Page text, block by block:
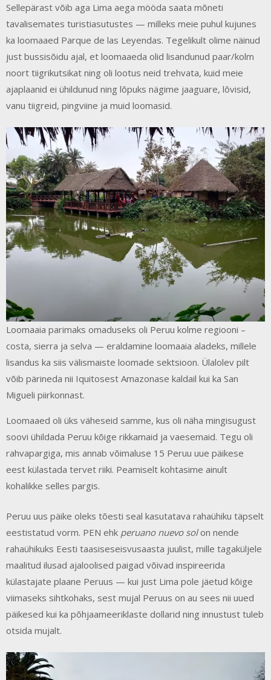
Sellepärast võib aga Lima aega mööda saata mõneti
tavalisemates turistiasutustes — milleks meie puhul kujunes
ka loomaaed Parque de las Leyendas. Tegelikult olime näinud
just bussisõidu ajal, et loomaaeda olid lisandunud paar/kolm
noort tiigrikutsikat ning oli lootus neid trehvata, kuid meie
ajaplaanid ei ühildunud ning lõpuks nägime jaaguare, lõvisid,
vanu tiigreid, pingviine ja muid loomasid.
Loomaaia parimaks omaduseks oli Peruu kolme regiooni –
costa, sierra ja selva — eraldamine loomaaia aladeks, millele
lisandus ka siis välismaiste loomade sektsioon. Ülalolev pilt
võib pärineda nii Iquitosest Amazonase kaldail kui ka San
Migueli piirkonnast.
Loomaaed oli üks väheseid samme, kus oli näha mingisugust
soovi ühildada Peruu kõige rikkamaid ja vaesemaid. Tegu oli
rahvapargiga, mis annab võimaluse 15 Peruu uue päikese
eest külastada tervet riiki. Peamiselt kohtasime ainult
kohalikke selles pargis.
Peruu uus päike oleks tõesti seal kasutatava rahaühiku täpselt
eestistatud vorm. PEN ehk peruano nuevo solon nende
rahaühikuks Eesti taasiseseisvusaasta juulist, mille tagaküljele
maalitud ilusad ajaloolised paigad võivad inspireerida
külastajate plaane Peruus — kui just Lima pole jäetud kõige
viimaseks sihtkohaks, sest mujal Peruus on au sees nii uued
päikesed kui ka põhjaameeriklaste dollarid ning innustust tuleb
otsida mujalt.